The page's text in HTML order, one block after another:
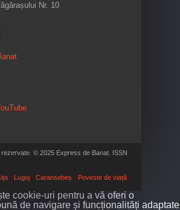
Nr. 10
rezervate. © 2025 Express de Banat. ISSN
Lugoj Caransebeș Poveste de viață
cookie-uri pentru a vă oferi o
de navigare și funcționalități adaptate